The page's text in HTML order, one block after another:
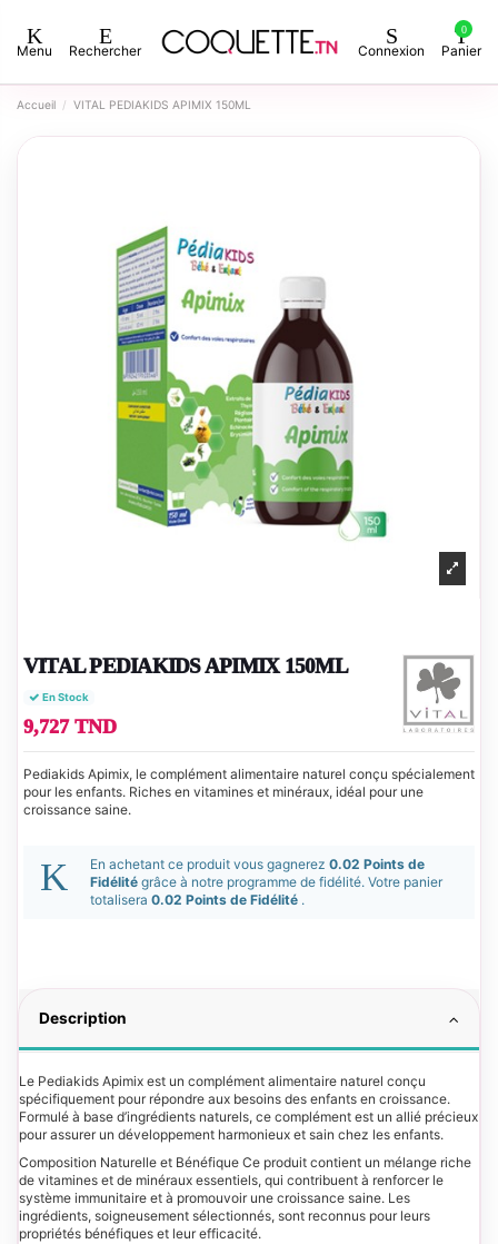
Menu Rechercher Connexion
0
Panier
Accueil VITAL PEDIAKIDS APIMIX 150ML
VITAL PEDIAKIDS APIMIX 150ML
En Stock
9,727 TND
Pediakids Apimix, le complément alimentaire naturel conçu spécialement
pour les enfants. Riches en vitamines et minéraux, idéal pour une
croissance saine.
En achetant ce produit vous gagnerez 0.02 Points de
Fidélité grâce à notre programme de fidélité. Votre panier
totalisera 0.02 Points de Fidélité .
Description
Le Pediakids Apimix est un complément alimentaire naturel conçu
spécifiquement pour répondre aux besoins des enfants en croissance.
Formulé à base d’ingrédients naturels, ce complément est un allié précieux
pour assurer un développement harmonieux et sain chez les enfants.
Composition Naturelle et Bénéfique Ce produit contient un mélange riche
de vitamines et de minéraux essentiels, qui contribuent à renforcer le
système immunitaire et à promouvoir une croissance saine. Les
ingrédients, soigneusement sélectionnés, sont reconnus pour leurs
propriétés bénéfiques et leur efficacité.